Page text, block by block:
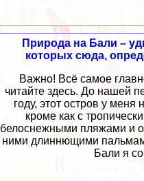
Природа на Бали –
которых сюда,
Важно! Всё самое
читайте здесь. До нашей
году, этот остров у
кроме как с
белоснежными пляжами и
ними длиннющими
Бали я